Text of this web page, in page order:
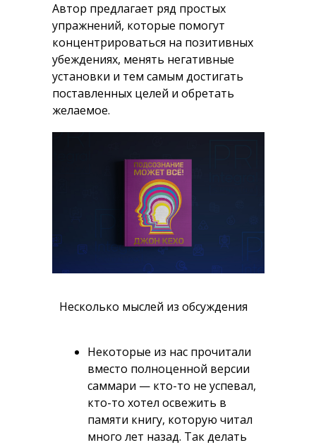
Автор предлагает ряд простых
упражнений, которые помогут
концентрироваться на позитивных
убеждениях, менять негативные
установки и тем самым достигать
поставленных целей и обретать
желаемое.
Несколько мыслей из обсуждения
Некоторые из нас прочитали
вместо полноценной версии
саммари — кто-то не успевал,
кто-то хотел освежить в
памяти книгу, которую читал
много лет назад. Так делать